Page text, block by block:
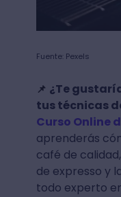
Fuente: Pexels
📌 ¿Te
tus técnicas
Curso Online
aprenderás
café de
de expresso y
todo experto